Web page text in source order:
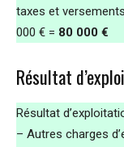
taxes et
000 € = 80 000 €
Résultat
Résultat
– Autres charges